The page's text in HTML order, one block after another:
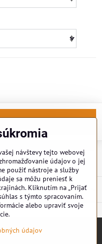
Do košíka
návštevy tejto webovej
údajov o jej
použiť nástroje a služby
sa môžu preniesť k
Kliknutím na „Prijať
s týmto spracovaním.
alebo upraviť svoje
údajov